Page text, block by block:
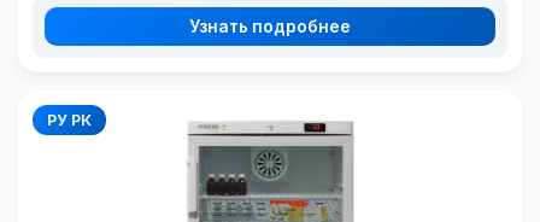
Узнать подробнее
РУ РК